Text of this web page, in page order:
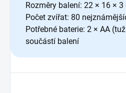
Rozměry balení: 22 × 16 × 3
Počet zvířat: 80
Potřebné baterie: 2 × AA
součástí balení